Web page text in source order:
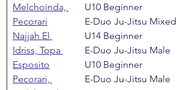
Melchoinda,
Pecorari
Najjah El
Idriss, Topa
Esposito
Pecorari,
U10 Beginner
E-Duo Ju-Jitsu Mixed
U14 Beginner
E-Duo Ju-Jitsu Male
U10 Beginner
E-Duo Ju-Jitsu Male